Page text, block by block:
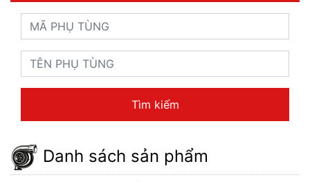
Tìm kiếm
Danh sách sản phẩm